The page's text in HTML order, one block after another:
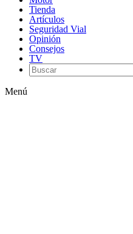
Tienda
Artículos
Seguridad Vial
Opinión
Consejos
TV
Menú